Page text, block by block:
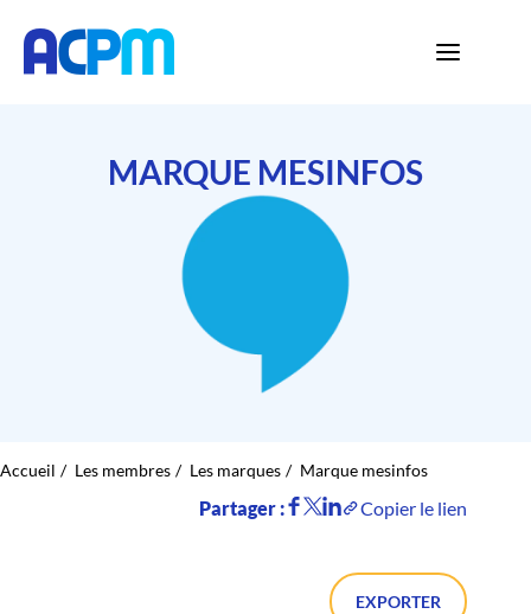
MARQUE MESINFOS
Accueil Les membres Les marques Marque mesinfos
Partager : Copier le lien
EXPORTER